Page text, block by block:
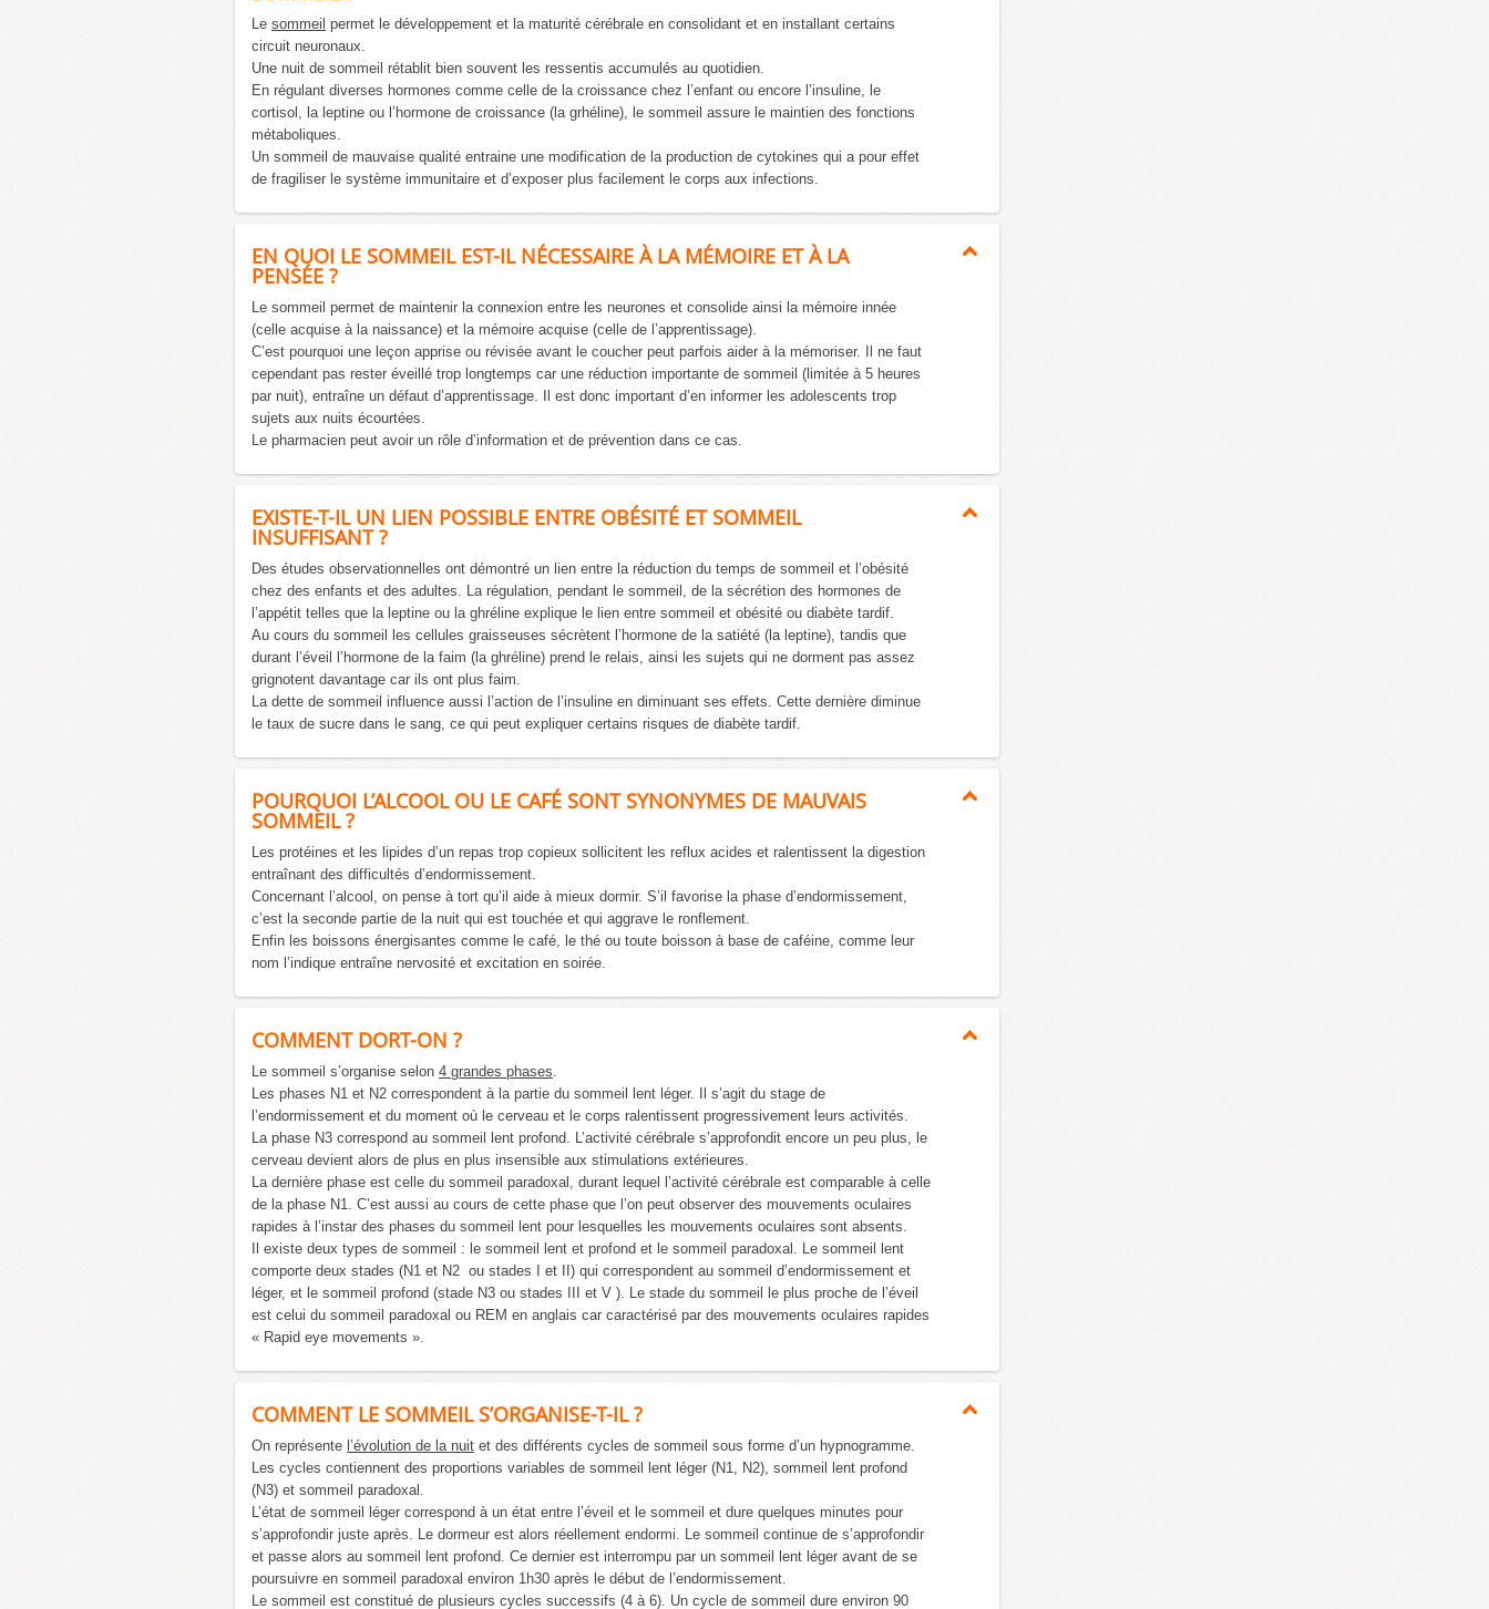
Le sommeil permet le développement et la maturité cérébrale en consolidant et en installant certains
circuit neuronaux.
Une nuit de sommeil rétablit bien souvent les ressentis accumulés au quotidien.
En régulant diverses hormones comme celle de la croissance chez l’enfant ou encore l’insuline, le
cortisol, la leptine ou l’hormone de croissance (la grhéline), le sommeil assure le maintien des fonctions
métaboliques.
Un sommeil de mauvaise qualité entraine une modification de la production de cytokines qui a pour effet
de fragiliser le système immunitaire et d’exposer plus facilement le corps aux infections.
EN QUOI LE SOMMEIL EST-IL NÉCESSAIRE À LA MÉMOIRE ET À LA
PENSÉE ?
Le sommeil permet de maintenir la connexion entre les neurones et consolide ainsi la mémoire innée
(celle acquise à la naissance) et la mémoire acquise (celle de l’apprentissage).
C’est pourquoi une leçon apprise ou révisée avant le coucher peut parfois aider à la mémoriser. Il ne faut
cependant pas rester éveillé trop longtemps car une réduction importante de sommeil (limitée à 5 heures
par nuit), entraîne un défaut d’apprentissage. Il est donc important d’en informer les adolescents trop
sujets aux nuits écourtées.
Le pharmacien peut avoir un rôle d’information et de prévention dans ce cas.
EXISTE-T-IL UN LIEN POSSIBLE ENTRE OBÉSITÉ ET SOMMEIL
INSUFFISANT ?
Des études observationnelles ont démontré un lien entre la réduction du temps de sommeil et l’obésité
chez des enfants et des adultes. La régulation, pendant le sommeil, de la sécrétion des hormones de
l’appétit telles que la leptine ou la ghréline explique le lien entre sommeil et obésité ou diabète tardif.
Au cours du sommeil les cellules graisseuses sécrètent l’hormone de la satiété (la leptine), tandis que
durant l’éveil l’hormone de la faim (la ghréline) prend le relais, ainsi les sujets qui ne dorment pas assez
grignotent davantage car ils ont plus faim.
La dette de sommeil influence aussi l’action de l’insuline en diminuant ses effets. Cette dernière diminue
le taux de sucre dans le sang, ce qui peut expliquer certains risques de diabète tardif.
POURQUOI L’ALCOOL OU LE CAFÉ SONT SYNONYMES DE MAUVAIS
SOMMEIL ?
Les protéines et les lipides d’un repas trop copieux sollicitent les reflux acides et ralentissent la digestion
entraînant des difficultés d’endormissement.
Concernant l’alcool, on pense à tort qu’il aide à mieux dormir. S’il favorise la phase d’endormissement,
c’est la seconde partie de la nuit qui est touchée et qui aggrave le ronflement.
Enfin les boissons énergisantes comme le café, le thé ou toute boisson à base de caféine, comme leur
nom l’indique entraîne nervosité et excitation en soirée.
COMMENT DORT-ON ?
Le sommeil s’organise selon 4 grandes phases.
Les phases N1 et N2 correspondent à la partie du sommeil lent léger. Il s’agit du stage de
l’endormissement et du moment où le cerveau et le corps ralentissent progressivement leurs activités.
La phase N3 correspond au sommeil lent profond. L’activité cérébrale s’approfondit encore un peu plus, le
cerveau devient alors de plus en plus insensible aux stimulations extérieures.
La dernière phase est celle du sommeil paradoxal, durant lequel l’activité cérébrale est comparable à celle
de la phase N1. C’est aussi au cours de cette phase que l’on peut observer des mouvements oculaires
rapides à l’instar des phases du sommeil lent pour lesquelles les mouvements oculaires sont absents.
Il existe deux types de sommeil : le sommeil lent et profond et le sommeil paradoxal. Le sommeil lent
comporte deux stades (N1 et N2 ou stades I et II) qui correspondent au sommeil d’endormissement et
léger, et le sommeil profond (stade N3 ou stades III et V ). Le stade du sommeil le plus proche de l’éveil
est celui du sommeil paradoxal ou REM en anglais car caractérisé par des mouvements oculaires rapides
« Rapid eye movements ».
COMMENT LE SOMMEIL S’ORGANISE-T-IL ?
On représente l’évolution de la nuit et des différents cycles de sommeil sous forme d’un hypnogramme.
Les cycles contiennent des proportions variables de sommeil lent léger (N1, N2), sommeil lent profond
(N3) et sommeil paradoxal.
L’état de sommeil léger correspond à un état entre l’éveil et le sommeil et dure quelques minutes pour
s’approfondir juste après. Le dormeur est alors réellement endormi. Le sommeil continue de s’approfondir
et passe alors au sommeil lent profond. Ce dernier est interrompu par un sommeil lent léger avant de se
poursuivre en sommeil paradoxal environ 1h30 après le début de l’endormissement.
Le sommeil est constitué de plusieurs cycles successifs (4 à 6). Un cycle de sommeil dure environ 90